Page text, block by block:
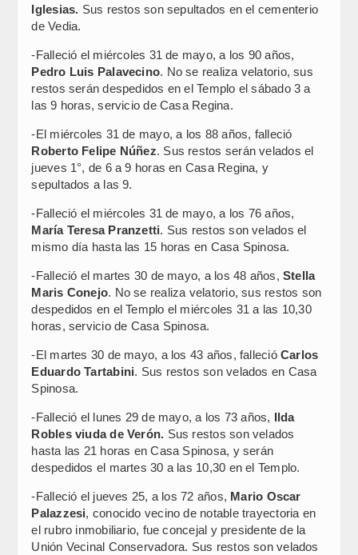
Iglesias. Sus restos son sepultados en el cementerio
de Vedia.
-Falleció el miércoles 31 de mayo, a los 90 años,
Pedro Luis Palavecino. No se realiza velatorio, sus
restos serán despedidos en el Templo el sábado 3 a
las 9 horas, servicio de Casa Regina.
-El miércoles 31 de mayo, a los 88 años, falleció
Roberto Felipe Núñez. Sus restos serán velados el
jueves 1°, de 6 a 9 horas en Casa Regina, y
sepultados a las 9.
-Falleció el miércoles 31 de mayo, a los 76 años,
María Teresa Pranzetti. Sus restos son velados el
mismo día hasta las 15 horas en Casa Spinosa.
-Falleció el martes 30 de mayo, a los 48 años, Stella
Maris Conejo. No se realiza velatorio, sus restos son
despedidos en el Templo el miércoles 31 a las 10,30
horas, servicio de Casa Spinosa.
-El martes 30 de mayo, a los 43 años, falleció Carlos
Eduardo Tartabini. Sus restos son velados en Casa
Spinosa.
-Falleció el lunes 29 de mayo, a los 73 años, Ilda
Robles viuda de Verón. Sus restos son velados
hasta las 21 horas en Casa Spinosa, y serán
despedidos el martes 30 a las 10,30 en el Templo.
-Falleció el jueves 25, a los 72 años, Mario Oscar
Palazzesi, conocido vecino de notable trayectoria en
el rubro inmobiliario, fue concejal y presidente de la
Unión Vecinal Conservadora. Sus restos son velados